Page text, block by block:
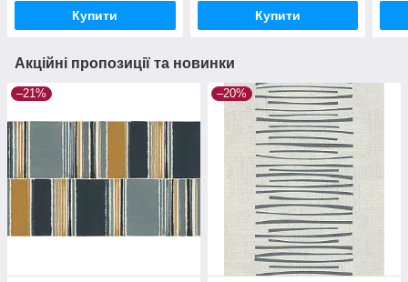
Купити Купити
Акційні пропозиції та новинки
–21% –20%